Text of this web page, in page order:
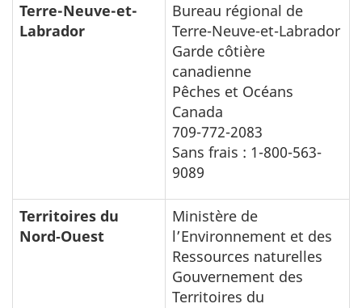
Terre-Neuve-et-
Labrador
Bureau régional de
Terre-Neuve-et-Labrador
Garde côtière
canadienne
Pêches et Océans
Canada
709-772-2083
Sans frais : 1-800-563-
9089
Territoires du
Nord‑Ouest
Ministère de
l’Environnement et des
Ressources naturelles
Gouvernement des
Territoires du